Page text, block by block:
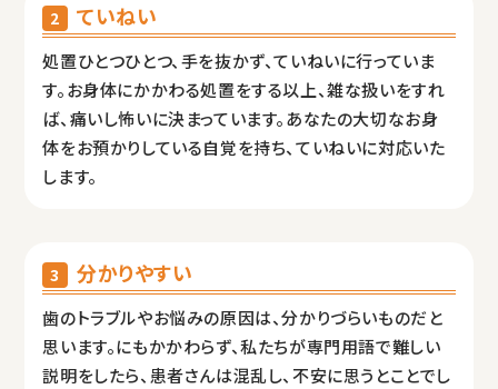
2 ていねい
処置ひとつひとつ、手を抜かず、ていねいに行っていま
す。お身体にかかわる処置をする以上、雑な扱いをすれ
ば、痛いし怖いに決まっています。あなたの大切なお身
体をお預かりしている自覚を持ち、ていねいに対応いた
します。
3 分かりやすい
歯のトラブルやお悩みの原因は、分かりづらいものだと
思います。にもかかわらず、私たちが専門用語で難しい
説明をしたら、患者さんは混乱し、不安に思うとことでし